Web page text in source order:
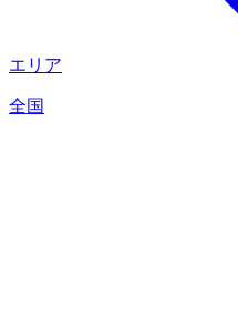
エリア
全国